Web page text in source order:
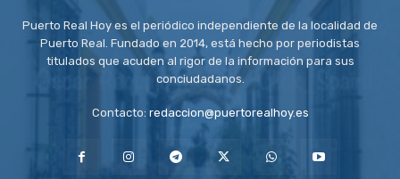
Puerto Real Hoy es el periódico independiente de la localidad de
Puerto Real. Fundado en 2014, está hecho por periodistas
titulados que acuden al rigor de la información para sus
conciudadanos.
Contacto: redaccion@puertorealhoy.es